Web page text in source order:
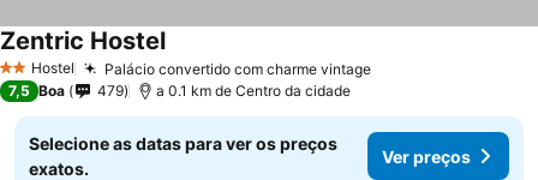
2 Estrelas
Hostel Palácio convertido com charme vintageVer preços
Zentric HostelVer preços
7,5 Boa 479 a 0.1 km de Centro da cidade
Selecione as datas para ver os preços
exatos.
Ver preços